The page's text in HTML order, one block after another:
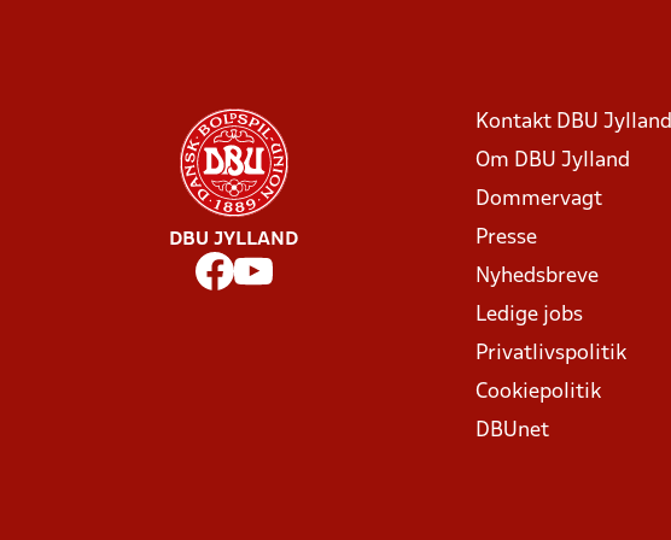
DBU JYLLAND
Kontakt DBU Jylland
Om DBU Jylland
Dommervagt
Presse
Nyhedsbreve
Ledige jobs
Privatlivspolitik
Cookiepolitik
DBUnet